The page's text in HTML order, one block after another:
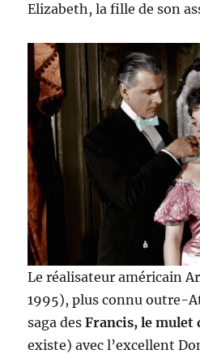
Elizabeth, la fille de son
Le réalisateur américain
1995), plus connu outre-
saga desFrancis, le mulet
existe) avec l’excellent